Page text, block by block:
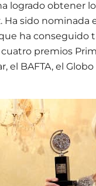
logrado obtener
Ha sido
ha conseguido
premios
el BAFTA, el